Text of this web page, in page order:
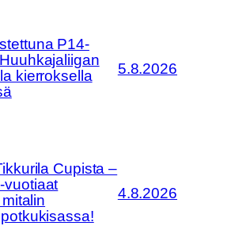
P14-
kierroksella
5.8.2026
Cupista –
vuotiaat
4.8.2026